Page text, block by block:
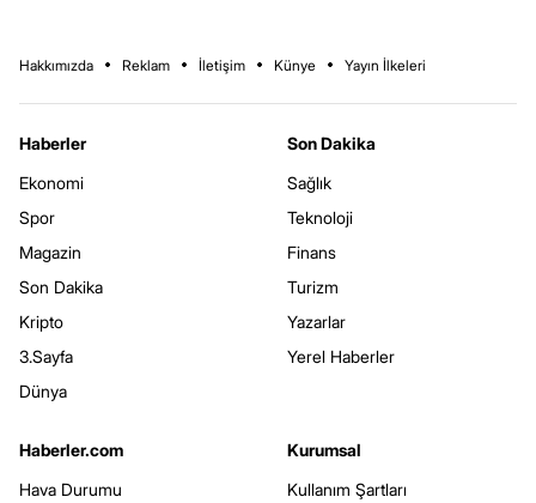
Hakkımızda Reklam İletişim Künye Yayın İlkeleri
Haberler
Ekonomi
Spor
Magazin
Son Dakika
Kripto
3.Sayfa
Dünya
Son Dakika
Sağlık
Teknoloji
Finans
Turizm
Yazarlar
Yerel Haberler
Haberler.com
Hava Durumu
Kurumsal
Kullanım Şartları